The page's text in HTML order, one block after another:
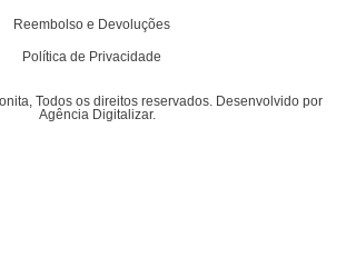
Reembolso e Devoluções
Política de Privacidade
Todos os direitos reservados. Desenvolvido por
Agência Digitalizar.